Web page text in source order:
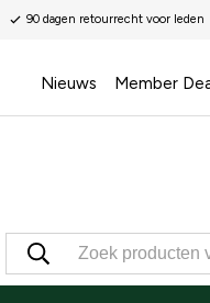
90 dagen retourrecht voor leden
Nieuws Member